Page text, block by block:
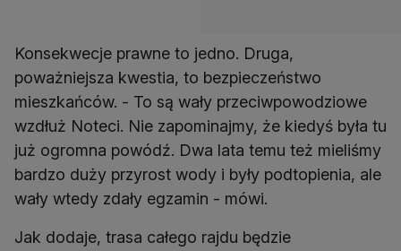
Konsekwecje prawne to jedno. Druga,
poważniejsza kwestia, to bezpieczeństwo
mieszkańców. - To są wały przeciwpowodziowe
wzdłuż Noteci. Nie zapominajmy, że kiedyś była tu
już ogromna powódź. Dwa lata temu też mieliśmy
bardzo duży przyrost wody i były podtopienia, ale
wały wtedy zdały egzamin - mówi.
Jak dodaje, trasa całego rajdu będzie